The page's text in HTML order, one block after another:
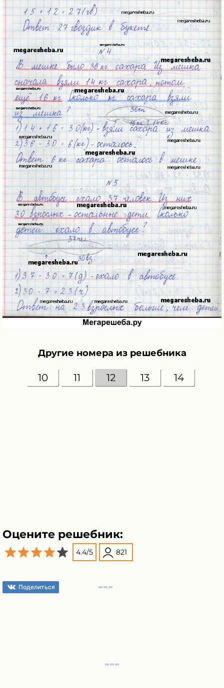
Другие номера из решебника
10 11 12 13 14
Оцените решебник:
4.4/5 821
Поделиться